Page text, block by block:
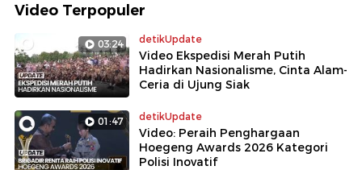
Video Terpopuler
03:24 detikUpdate
Video Ekspedisi Merah Putih
Hadirkan Nasionalisme, Cinta Alam-
Ceria di Ujung Siak
01:47 detikUpdate
Video: Peraih Penghargaan
Hoegeng Awards 2026 Kategori
Polisi Inovatif